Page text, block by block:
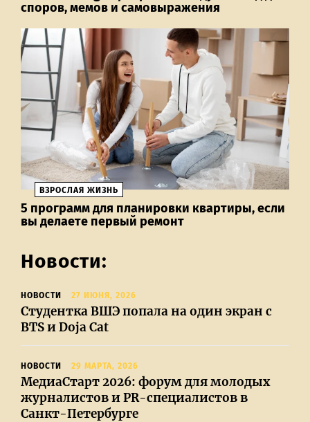
споров, мемов и самовыражения
ВЗРОСЛАЯ ЖИЗНЬ
5 программ для планировки квартиры, если
вы делаете первый ремонт
Новости:
НОВОСТИ 27 ИЮНЯ, 2026
Студентка ВШЭ попала на один экран с
BTS и Doja Cat
НОВОСТИ 29 МАРТА, 2026
МедиаСтарт 2026: форум для молодых
журналистов и PR-специалистов в
Санкт-Петербурге